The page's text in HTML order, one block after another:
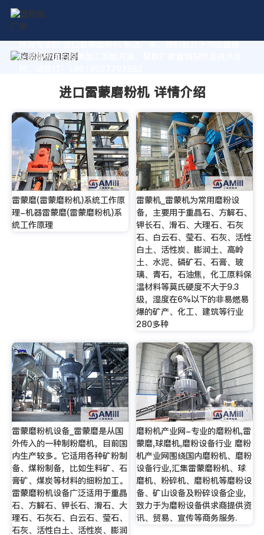
作为专业的 进口雷蒙磨粉机 制造厂家，我们致力于为您量身
定制高价值的粉体加工系统方案。获取厂家直销报价及技术支
进口雷蒙磨粉机 详情介绍
雷蒙磨(雷蒙磨粉机)系统工作原
理-机器雷蒙磨(雷蒙磨粉机)系
统工作原理
雷蒙机_雷蒙机为常用磨粉设
备，主要用于重晶石、方解石、
钾长石、滑石、大理石、石灰
石、白云石、莹石、石灰、活性
白土、活性炭、膨润土、高岭
土、水泥、磷矿石、石膏、玻
璃、青石，石油焦，化工原料保
温材料等莫氏硬度不大于9.3
级，湿度在6%以下的非易燃易
爆的矿产、化工、建筑等行业
280多种
雷蒙磨粉机设备_雷蒙磨是从国
外传入的一种制粉磨机，目前国
内生产较多。它适用各种矿粉制
备、煤粉制备，比如生料矿、石
膏矿、煤炭等材料的细粉加工。
雷蒙磨粉机设备广泛适用于重晶
石、方解石、钾长石、滑石、大
理石、石灰石、白云石、莹石、
石灰、活性白土、活性炭、膨润
磨粉机产业网-专业的磨粉机,雷
蒙磨,球磨机,磨粉设备行业 磨粉
机产业网围绕国内磨粉机、磨粉
设备行业,汇集雷蒙磨粉机、球
磨机、粉碎机、磨粉机等磨粉设
备、矿山设备及粉碎设备企业,
致力于为磨粉设备供求商提供资
讯、贸易、宣传等商务服务.